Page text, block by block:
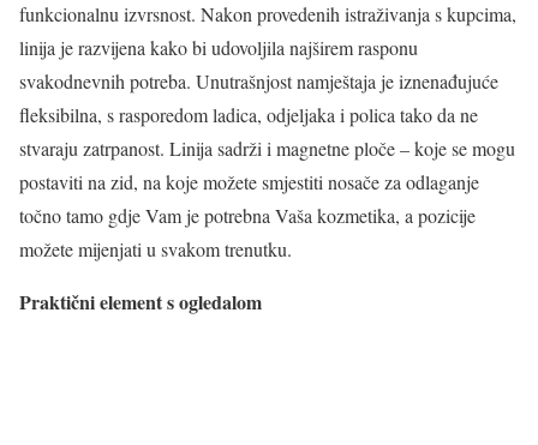
funkcionalnu izvrsnost. Nakon provedenih istraživanja s kupcima,
linija je razvijena kako bi udovoljila najširem rasponu
svakodnevnih potreba. Unutrašnjost namještaja je iznenađujuće
fleksibilna, s rasporedom ladica, odjeljaka i polica tako da ne
stvaraju zatrpanost. Linija sadrži i magnetne ploče – koje se mogu
postaviti na zid, na koje možete smjestiti nosače za odlaganje
točno tamo gdje Vam je potrebna Vaša kozmetika, a pozicije
možete mijenjati u svakom trenutku.
Praktični element s ogledalom